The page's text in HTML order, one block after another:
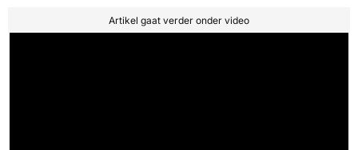
Artikel gaat verder onder video